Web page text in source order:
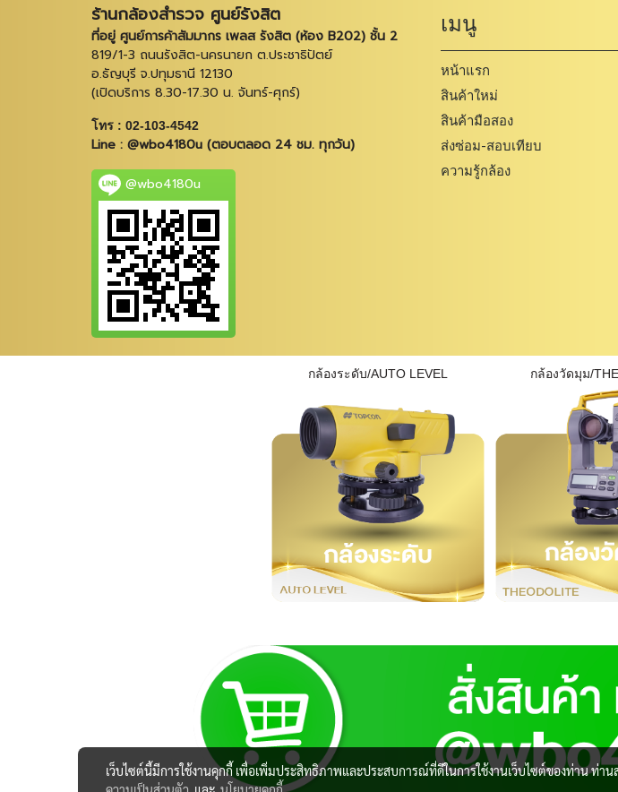
ร้านกล้องสำรวจ ศูนย์รังสิต
ที่อยู่ ศูนย์การค้าสัมมากร เพลส รังสิต (ห้อง B202) ชั้น 2
819/1-3 ถนนรังสิต-นครนายก ต.ประชาธิปัตย์
อ.ธัญบุรี จ.ปทุมธานี 12130
(เปิดบริการ 8.30-17.30 น. จันทร์-ศุกร์)
โทร : 02-103-4542
Line : @wbo4180u (ตอบตลอด 24 ชม. ทุกวัน)
@wbo4180u
เมนู
หน้าแรก
สินค้าใหม่
สินค้ามือสอง
ส่งซ่อม-สอบเทียบ
ความรู้กล้อง
กล้องระดับ/AUTO LEVEL กล้องวัดมุม/
เว็บไซต์นี้มีการใช้งานคุกกี้ เพื่อเพิ่มประสิทธิภาพและประสบการณ์ที่ดีในการใช้งานเว็บไซต์ของท่าน ท่าน